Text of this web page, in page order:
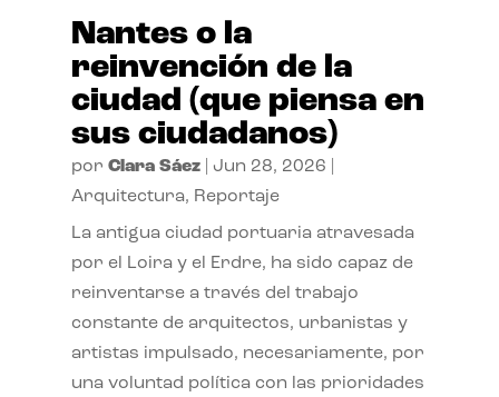
Nantes o la
reinvención de la
ciudad (que piensa en
sus ciudadanos)
por Clara Sáez| Jun 28, 2026
Arquitectura, Reportaje
La antigua ciudad portuaria atravesada
por el Loira y el Erdre, ha sido capaz de
reinventarse a través del trabajo
constante de arquitectos, urbanistas y
artistas impulsado, necesariamente, por
una voluntad política con las prioridades